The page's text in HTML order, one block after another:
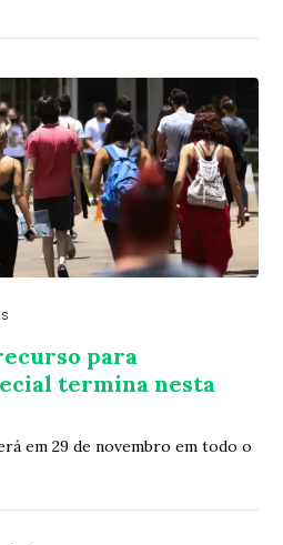
para
termina nesta
em 29 de novembro em todo o